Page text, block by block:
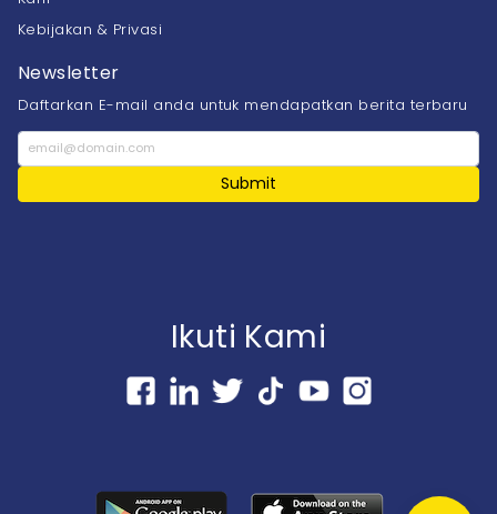
Kebijakan & Privasi
Newsletter
Daftarkan E-mail anda untuk mendapatkan berita terbaru
Submit
Ikuti Kami